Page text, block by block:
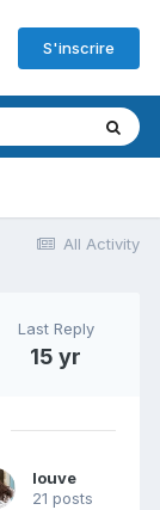
S'inscrire
All Activity
Last Reply
15 yr
louve
21 posts